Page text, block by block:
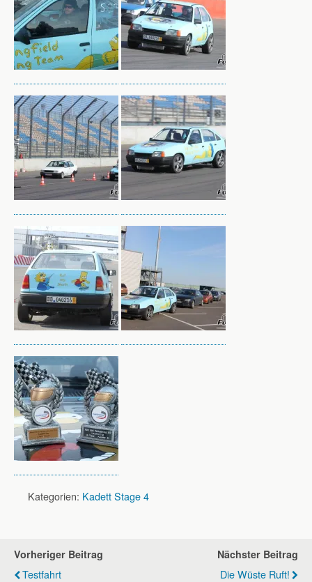
Kategorien: Kadett Stage 4
Vorheriger Beitrag
Testfahrt
Nächster Beitrag
Die Wüste Ruft!